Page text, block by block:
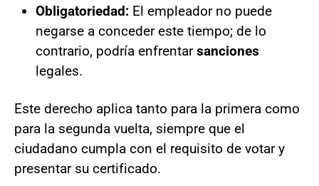
Obligatoriedad: El empleador no puede
negarse a conceder este tiempo; de lo
contrario, podría enfrentarsanciones
legales.
Este derecho aplica tanto para la primera como
para la segunda vuelta, siempre que el
ciudadano cumpla con el requisito de votar y
presentar su certificado.